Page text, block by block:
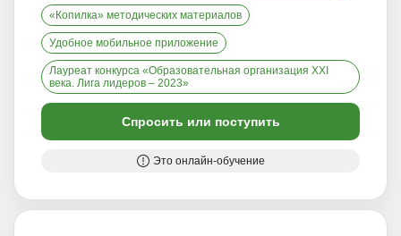
«Копилка» методических материалов
Удобное мобильное приложение
Лауреат конкурса «Образовательная организация XXI
века. Лига лидеров – 2023»
Спросить или поступить
Это онлайн-обучение